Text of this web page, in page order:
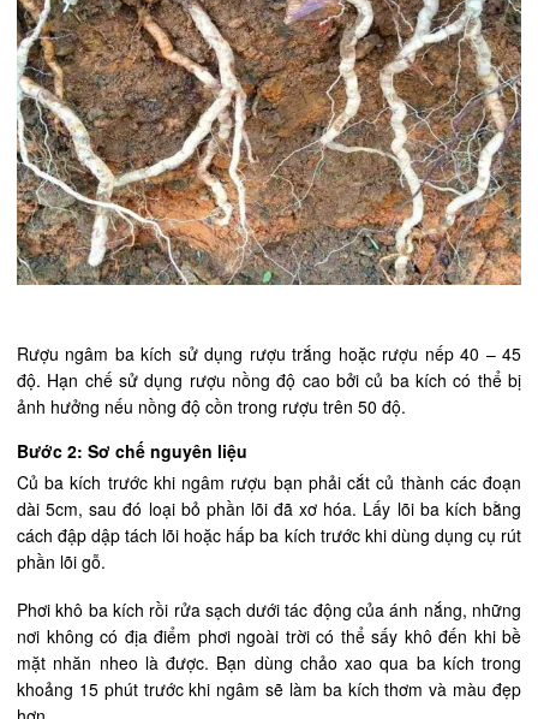
Rượu ngâm ba kích sử dụng rượu trắng hoặc rượu nếp 40 – 45
độ. Hạn chế sử dụng rượu nồng độ cao bởi củ ba kích có thể bị
ảnh hưởng nếu nồng độ cồn trong rượu trên 50 độ.
Bước 2: Sơ chế nguyên liệu
Củ ba kích trước khi ngâm rượu bạn phải cắt củ thành các đoạn
dài 5cm, sau đó loại bỏ phần lõi đã xơ hóa. Lấy lõi ba kích bằng
cách đập dập tách lõi hoặc hấp ba kích trước khi dùng dụng cụ rút
phần lõi gỗ.
Phơi khô ba kích rồi rửa sạch dưới tác động của ánh nắng, những
nơi không có địa điểm phơi ngoài trời có thể sấy khô đến khi bề
mặt nhăn nheo là được. Bạn dùng chảo xao qua ba kích trong
khoảng 15 phút trước khi ngâm sẽ làm ba kích thơm và màu đẹp